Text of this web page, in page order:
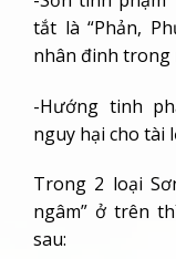
tắt là “Phản,
nhân đinh trong
-Hướng tinh
nguy hại cho tài
Trong 2 loại
ngâm” ở trên
sau: